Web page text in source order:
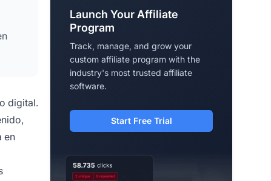
digital.
en
Launch Your Affiliate
Program
Track, manage, and grow your
custom affiliate program with the
industry's most trusted affiliate
software.
Start Free Trial